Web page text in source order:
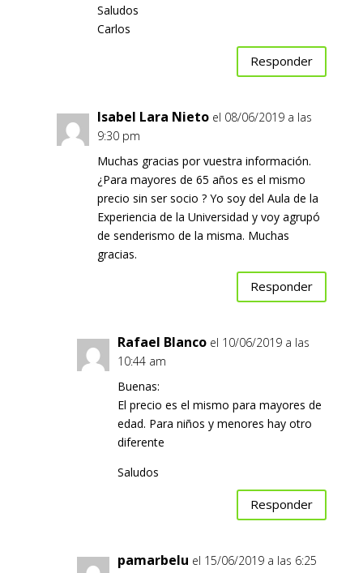
Saludos
Carlos
Responder
Isabel Lara Nieto el 08/06/2019 a las
9:30 pm
Muchas gracias por vuestra información.
¿Para mayores de 65 años es el mismo
precio sin ser socio ? Yo soy del Aula de la
Experiencia de la Universidad y voy agrupó
de senderismo de la misma. Muchas
gracias.
Responder
Rafael Blanco el 10/06/2019 a las
10:44 am
Buenas:
El precio es el mismo para mayores de
edad. Para niños y menores hay otro
diferente
Saludos
Responder
pamarbelu el 15/06/2019 a las 6:25